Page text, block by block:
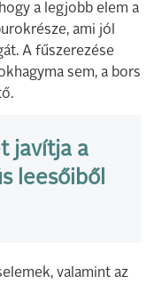
a legjobb elem a
ami jól
A fűszerezése
sem, a bors
javítja a
leesőiből
valamint az